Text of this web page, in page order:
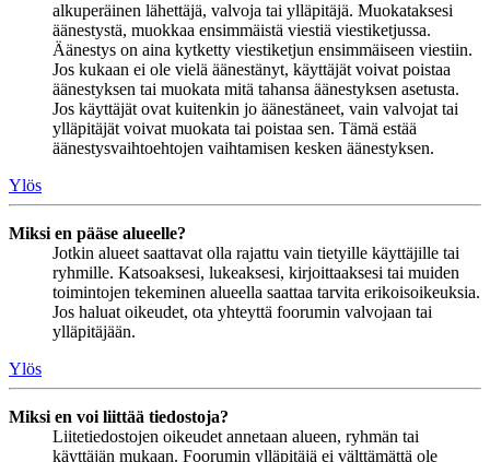
alkuperäinen lähettäjä, valvoja tai ylläpitäjä. Muokataksesi
äänestystä, muokkaa ensimmäistä viestiä viestiketjussa.
Äänestys on aina kytketty viestiketjun ensimmäiseen viestiin.
Jos kukaan ei ole vielä äänestänyt, käyttäjät voivat poistaa
äänestyksen tai muokata mitä tahansa äänestyksen asetusta.
Jos käyttäjät ovat kuitenkin jo äänestäneet, vain valvojat tai
ylläpitäjät voivat muokata tai poistaa sen. Tämä estää
äänestysvaihtoehtojen vaihtamisen kesken äänestyksen.
Ylös
Miksi en pääse alueelle?
Jotkin alueet saattavat olla rajattu vain tietyille käyttäjille tai
ryhmille. Katsoaksesi, lukeaksesi, kirjoittaaksesi tai muiden
toimintojen tekeminen alueella saattaa tarvita erikoisoikeuksia.
Jos haluat oikeudet, ota yhteyttä foorumin valvojaan tai
ylläpitäjään.
Ylös
Miksi en voi liittää tiedostoja?
Liitetiedostojen oikeudet annetaan alueen, ryhmän tai
käyttäjän mukaan. Foorumin ylläpitäjä ei välttämättä ole